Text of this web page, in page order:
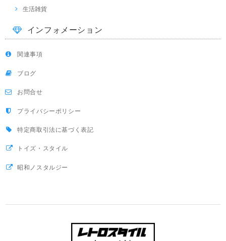
生活雑貨
インフォメーション
関連事項
ブログ
お問合せ
プライバシーポリシー
特定商取引法に基づく表記
トイズ・スタイル
昭和ノスタルジー